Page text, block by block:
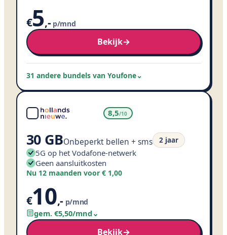
€5,-p/mnd
Bekijk→
31 andere bundels van Youfone⌄
8,5/10
30 GBOnbeperkt bellen + sms 2 jaar
5G op het Vodafone-netwerk
Geen aansluitkosten
Nu 12 maanden voor € 1,00
€10,-p/mnd
gem. €5,50/mnd ⌄
Bekijk→